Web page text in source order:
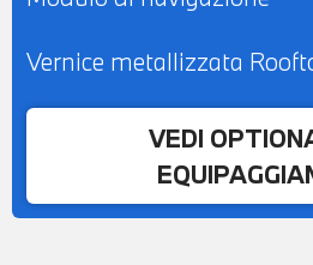
Vernice metallizzata
VEDI